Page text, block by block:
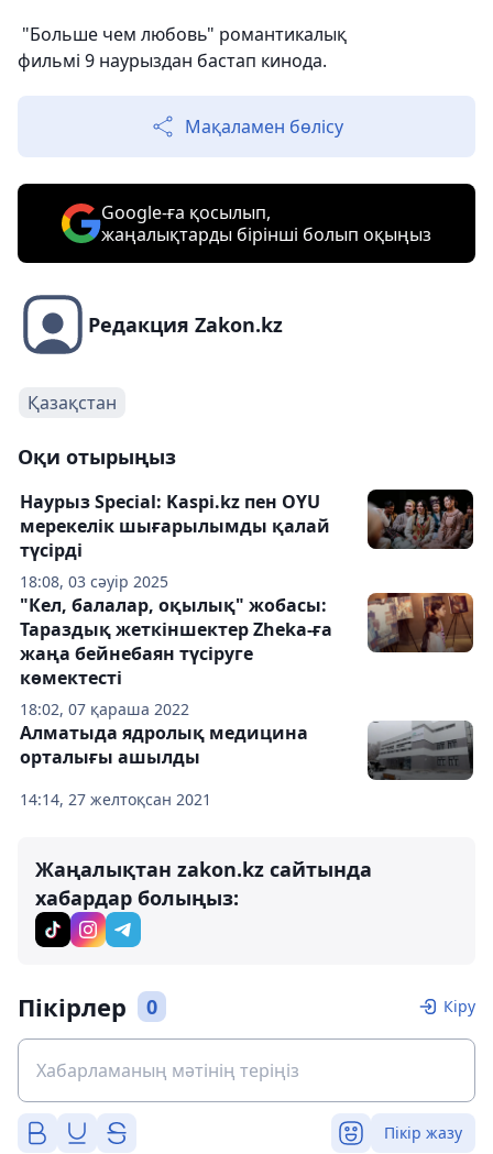
"Больше чем любовь" романтикалық
фильмі 9 наурыздан бастап кинода.
Мақаламен бөлісу
Google-ға қосылып,
жаңалықтарды бірінші болып оқыңыз
Редакция Zakon.kz
Қазақстан
Оқи отырыңыз
18:08, 03 сәуір 2025
Наурыз Special: Kaspi.kz пен OYU
мерекелік шығарылымды қалай
түсірді
18:02, 07 қараша 2022
"Кел, балалар, оқылық" жобасы:
Тараздық жеткіншектер Zheka-ға
жаңа бейнебаян түсіруге
көмектесті
14:14, 27 желтоқсан 2021
Алматыда ядролық медицина
орталығы ашылды
Жаңалықтан zakon.kz сайтында
хабардар болыңыз:
Пікірлер 0 Кіру
Пікір жазу